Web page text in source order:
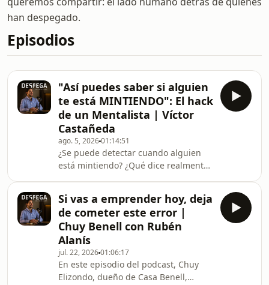
han despegado.
Episodios
"Así puedes saber si alguien
te está MINTIENDO": El hack
de un Mentalista | Víctor
Castañeda
ago. 5, 202601:14:51
¿Se puede detectar cuando alguien
está mintiendo? ¿Qué dice realmente
demás como creemos?En este
episodio de Despega Podcast
conversamos con Víctor Castañeda,
mentalista, conferencista y
especialista en percepción humana,
sobre mentalismo, lenguaje no
verbal, comportamiento humano,
Si vas a emprender hoy, deja
de cometer este error |
Chuy Benell con Rubén
Alanís
jul. 22, 202601:06:17
En este episodio del podcast, Chuy
Elizondo, dueño de Casa Benell,